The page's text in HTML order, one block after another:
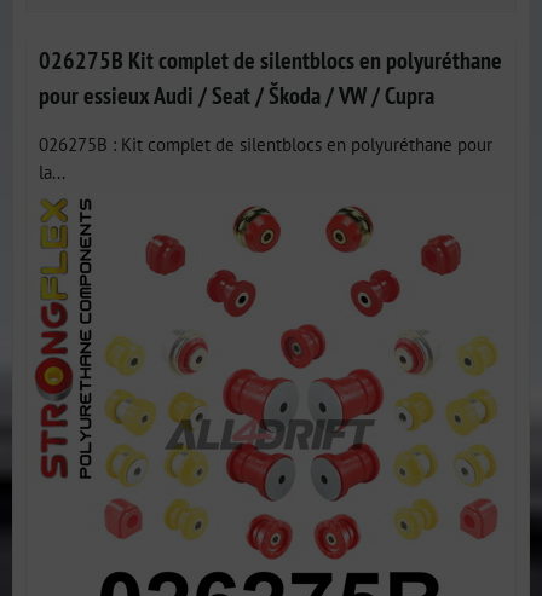
026275B Kit complet de silentblocs en polyuréthane
pour essieux Audi / Seat / Škoda / VW / Cupra
026275B : Kit complet de silentblocs en polyuréthane pour
la...